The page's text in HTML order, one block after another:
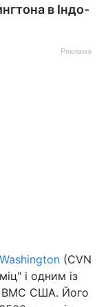
в Індо-
Реклама
(CVN
і одним із
ВМС США. Його